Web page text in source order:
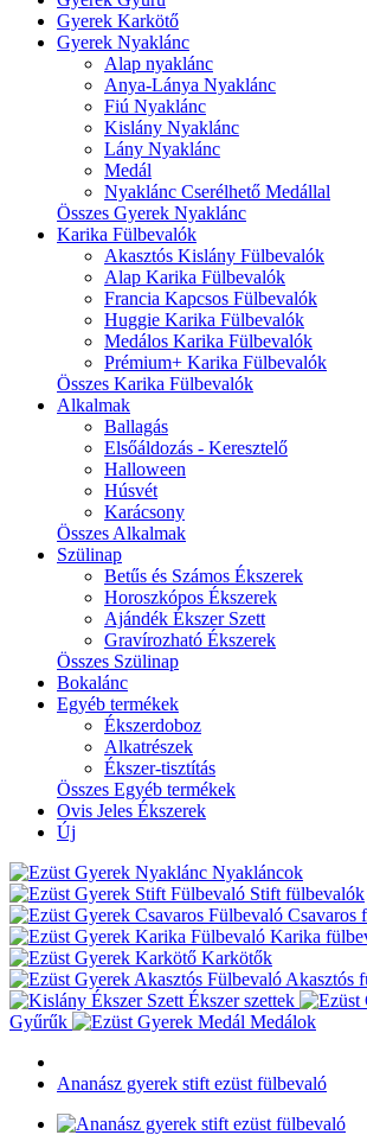
Gyerek Karkötő
Gyerek Nyaklánc
Alap nyaklánc
Anya-Lánya Nyaklánc
Fiú Nyaklánc
Kislány Nyaklánc
Lány Nyaklánc
Medál
Nyaklánc Cserélhető Medállal
Összes Gyerek Nyaklánc
Karika Fülbevalók
Akasztós Kislány Fülbevalók
Alap Karika Fülbevalók
Francia Kapcsos Fülbevalók
Huggie Karika Fülbevalók
Medálos Karika Fülbevalók
Prémium+ Karika Fülbevalók
Összes Karika Fülbevalók
Alkalmak
Ballagás
Elsőáldozás - Keresztelő
Halloween
Húsvét
Karácsony
Összes Alkalmak
Szülinap
Betűs és Számos Ékszerek
Horoszkópos Ékszerek
Ajándék Ékszer Szett
Gravírozható Ékszerek
Összes Szülinap
Bokalánc
Egyéb termékek
Ékszerdoboz
Alkatrészek
Ékszer-tisztítás
Összes Egyéb termékek
Ovis Jeles Ékszerek
Új
Nyakláncok
Stift fülbevalók
Csavaros
Karika
Karkötők
Akasztós
Ékszer szettek
Gyűrűk
Medálok
Ananász gyerek stift ezüst fülbevaló